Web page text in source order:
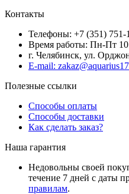
Контакты
Телефоны: +7 (351) 751-
Время работы: Пн-Пт
г. Челябинск, ул.
E-mail:
Полезные ссылки
Способы оплаты
Способы доставки
Как сделать заказ?
Наша гарантия
Недовольны своей
течение 7 дней с даты
правилам.